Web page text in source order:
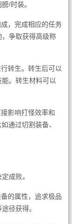
/时装。
，完成相应的任务
争取获得高级称
转生。转生后可以
。转生材料可以
影响打怪效率和
通过切割装备、
成败。
的属性，追求极品
径获得。